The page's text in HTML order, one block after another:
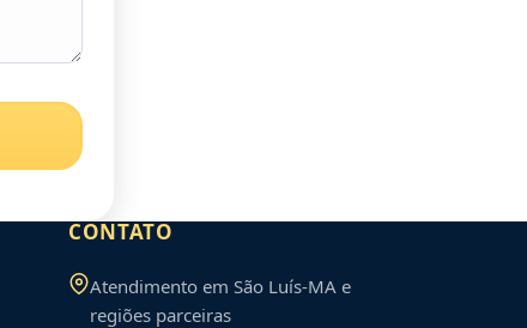
CONTATO
Atendimento em São Luís-MAe
regiões parceiras